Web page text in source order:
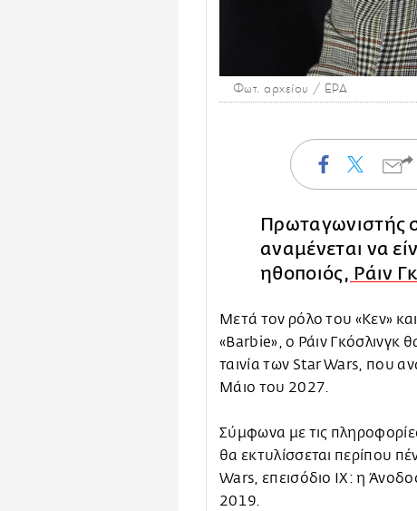
Φωτ. αρχείου / EPA
Πρωταγωνιστής
αναμένεται να
ηθοποιός, Ράιν
Μετά τον ρόλο του «Κεν» και
«Barbie», ο Ράιν Γκόσλινγκ
ταινία των Star Wars, που
Μάιο του 2027.
Σύμφωνα με τις
θα εκτυλίσσεται περίπου
Wars, επεισόδιο IX: η
2019.